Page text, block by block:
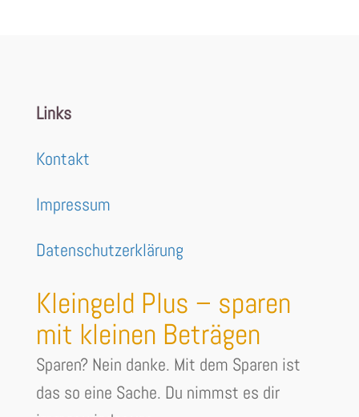
Links
Kontakt
Impressum
Datenschutzerklärung
Kleingeld Plus – sparen
mit kleinen Beträgen
Sparen? Nein danke. Mit dem Sparen ist
das so eine Sache. Du nimmst es dir